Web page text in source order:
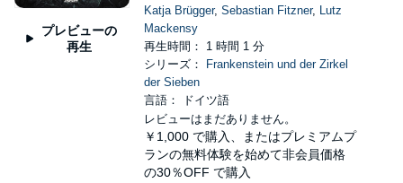
プレビューの
再生
Katja Brügger, Sebastian Fitzner, Lutz
Mackensy
再生時間： 1 時間 1 分
シリーズ：
Frankenstein und der Zirkel
der Sieben
言語： ドイツ語
レビューはまだありません。
￥1,000 で購入、またはプレミアムプ
ランの無料体験を始めて非会員価格
の30％OFF で購入